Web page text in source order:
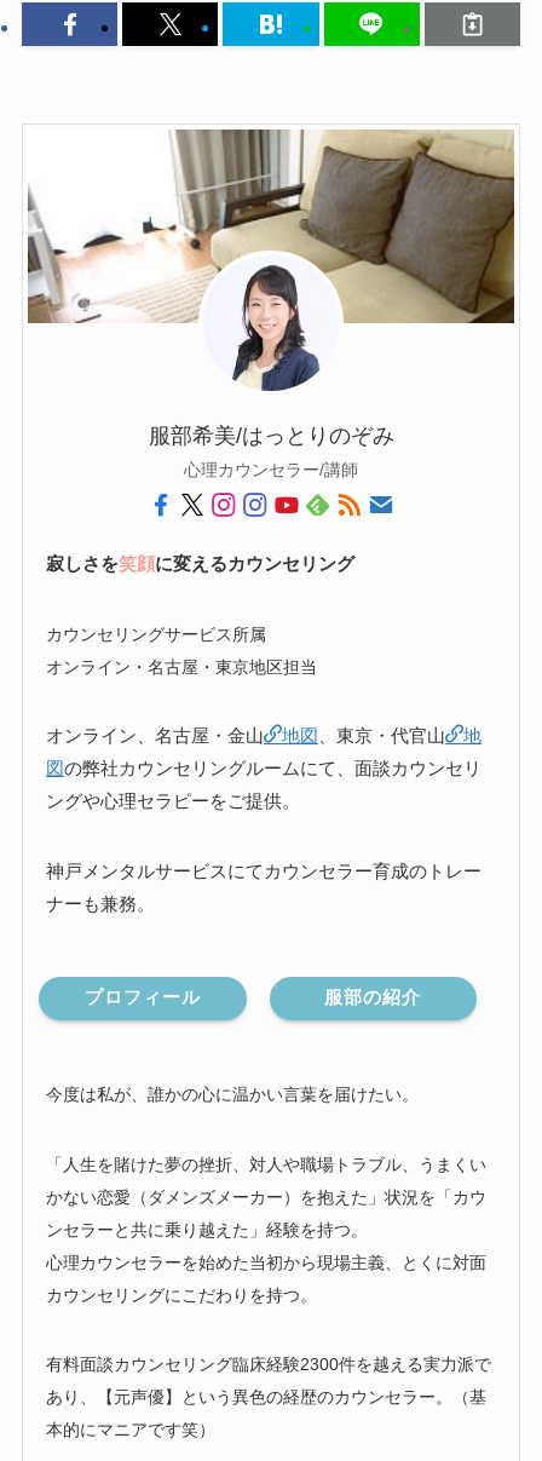
服部希美/はっとりのぞみ
心理カウンセラー/講師
寂しさを笑顔に変えるカウンセリング
カウンセリングサービス所属
オンライン・名古屋・東京地区担当
オンライン、名古屋・金山 地図 、東京・代官山
地
図の弊社カウンセリングルームにて、面談カウンセリ
ングや心理セラピーをご提供。
神戸メンタルサービスにてカウンセラー育成のトレー
ナーも兼務。
プロフィール 服部の紹介
今度は私が、誰かの心に温かい言葉を届けたい。
「人生を賭けた夢の挫折、対人や職場トラブル、うまくい
かない恋愛（ダメンズメーカー）を抱えた」状況を「カウ
ンセラーと共に乗り越えた」経験を持つ。
心理カウンセラーを始めた当初から現場主義、とくに対面
カウンセリングにこだわりを持つ。
有料面談カウンセリング臨床経験2300件を越える実力派で
あり、【元声優】という異色の経歴のカウンセラー。（基
本的にマニアです笑）